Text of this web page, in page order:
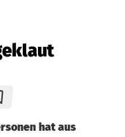
hat aus